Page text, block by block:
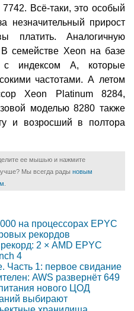
Всё-таки, это особый
незначительный прирост
платить. Аналогичную
семействе Xeon на базе
индексом A, которые
частотами. А летом
Xeon Platinum 8284,
моделью 8280 также
и возросший в полтора
ее мышью и нажмите
Мы всегда рады новым
на процессорах EPYC
рекордов
2 × AMD EPYC
4
Часть 1: первое свидание
AWS развернёт 649
нового ЦОД
выбирают